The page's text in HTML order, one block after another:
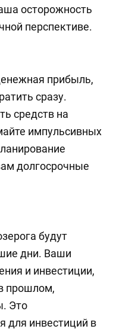
осторожность
перспективе.
прибыль,
сразу.
средств на
импульсивных
долгосрочные
будут
дни. Ваши
и инвестиции,
прошлом,
Это
для инвестиций в